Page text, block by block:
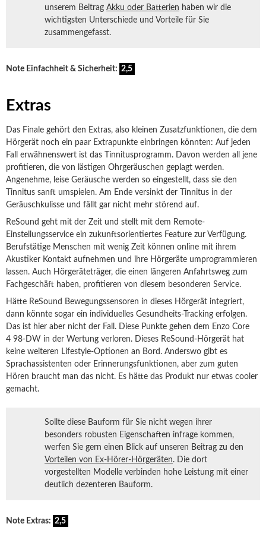
unserem Beitrag Akku oder Batterien haben wir die
wichtigsten Unterschiede und Vorteile für Sie
zusammengefasst.
Note Einfachheit & Sicherheit: 2,5
Extras
Das Finale gehört den Extras, also kleinen Zusatzfunktionen, die dem
Hörgerät noch ein paar Extrapunkte einbringen könnten: Auf jeden
Fall erwähnenswert ist das Tinnitusprogramm. Davon werden all jene
profitieren, die von lästigen Ohrgeräuschen geplagt werden.
Angenehme, leise Geräusche werden so eingestellt, dass sie den
Tinnitus sanft umspielen. Am Ende versinkt der Tinnitus in der
Geräuschkulisse und fällt gar nicht mehr störend auf.
ReSound geht mit der Zeit und stellt mit dem Remote-
Einstellungsservice ein zukunftsorientiertes Feature zur Verfügung.
Berufstätige Menschen mit wenig Zeit können online mit ihrem
Akustiker Kontakt aufnehmen und ihre Hörgeräte umprogrammieren
lassen. Auch Hörgeräteträger, die einen längeren Anfahrtsweg zum
Fachgeschäft haben, profitieren von diesem besonderen Service.
Hätte ReSound Bewegungssensoren in dieses Hörgerät integriert,
dann könnte sogar ein individuelles Gesundheits-Tracking erfolgen.
Das ist hier aber nicht der Fall. Diese Punkte gehen dem Enzo Core
4 98-DW in der Wertung verloren. Dieses ReSound-Hörgerät hat
keine weiteren Lifestyle-Optionen an Bord. Anderswo gibt es
Sprachassistenten oder Erinnerungsfunktionen, aber zum guten
Hören braucht man das nicht. Es hätte das Produkt nur etwas cooler
gemacht.
Sollte diese Bauform für Sie nicht wegen ihrer
besonders robusten Eigenschaften infrage kommen,
werfen Sie gern einen Blick auf unseren Beitrag zu den
Vorteilen von Ex-Hörer-Hörgeräten. Die dort
vorgestellten Modelle verbinden hohe Leistung mit einer
deutlich dezenteren Bauform.
Note Extras: 2,5